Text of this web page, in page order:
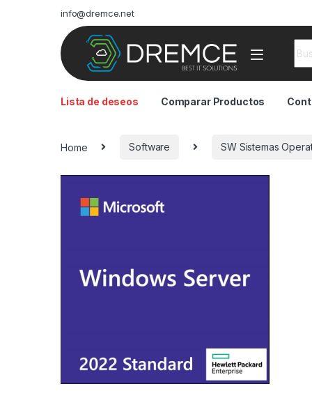
info@dremce.net
Lista de deseos Comparar Productos
Home Software SW Sistemas